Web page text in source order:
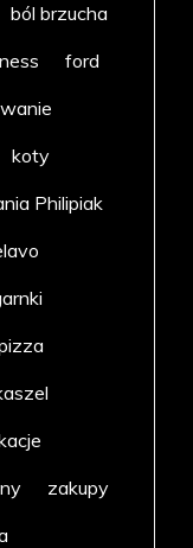
ból brzucha
ford
koty
Philipiak
zakupy